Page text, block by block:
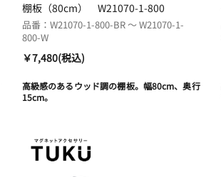
棚板（80cm） W21070-1-800
品番：W21070-1-800-BR ～ W21070-1-
800-W
￥7,480(税込)
高級感のあるウッド調の棚板。幅80cm、奥行
15cm。